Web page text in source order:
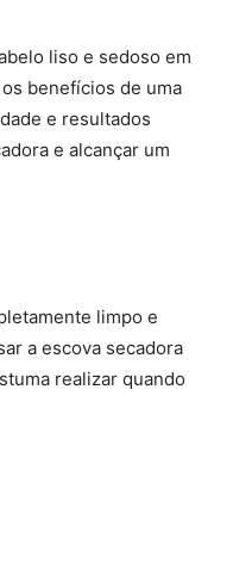
liso e sedoso em
benefícios de uma
e resultados
e alcançar um
limpo e
a escova secadora
realizar quando